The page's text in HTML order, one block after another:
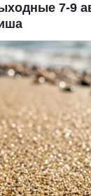
7-9